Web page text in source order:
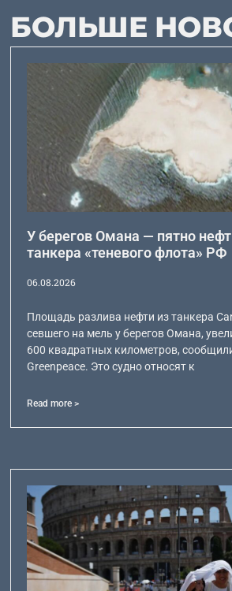
БОЛЬШЕ
У берегов Омана — пятно
танкера «теневого флота» РФ
06.08.2026
Площадь разлива нефти из танкера
севшего на мель у берегов Омана,
600 квадратных километров,
Greenpeace. Это судно относят к
Read more >